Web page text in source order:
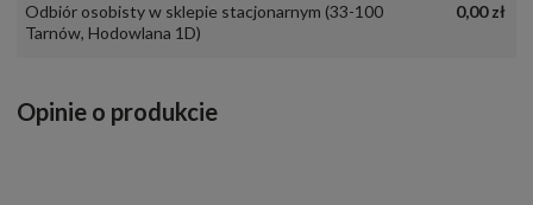
Odbiór osobisty w sklepie stacjonarnym (33-100
Tarnów, Hodowlana 1D)
0,00 zł
Opinie o produkcie